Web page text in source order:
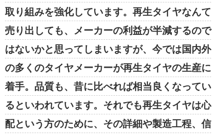
取り組みを強化しています。再生タイヤなんて
売り出しても、メーカーの利益が半減するので
はないかと思ってしまいますが、今では国内外
の多くのタイヤメーカーが再生タイヤの生産に
着手。品質も、昔に比べれば相当良くなってい
るといわれています。それでも再生タイヤは心
配という方のために、その詳細や製造工程、信